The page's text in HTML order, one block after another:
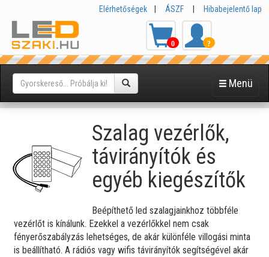
Elérhetőségek ÁSZF Hibabejelentő lap
0 ?
Menü
Szalag vezérlők,
távirányítók és
egyéb kiegészítők
Beépíthető led szalagjainkhoz többféle
vezérlőt is kínálunk. Ezekkel a vezérlőkkel nem csak
fényerőszabályzás lehetséges, de akár különféle villogási minta
is beállítható. A rádiós vagy wifis távirányítók segítségével akár